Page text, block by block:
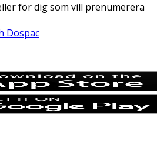
för dig som vill prenumerera
Dospac